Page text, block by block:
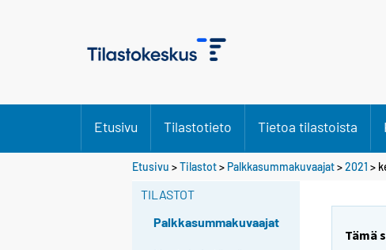
Etusivu Tilastotieto Tietoa tilastoista
Etusivu >Tilastot> Palkkasummakuvaajat>2021 >
TILASTOT
Palkkasummakuvaajat
Tämä